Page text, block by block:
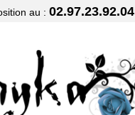
au :02.97.23.92.04